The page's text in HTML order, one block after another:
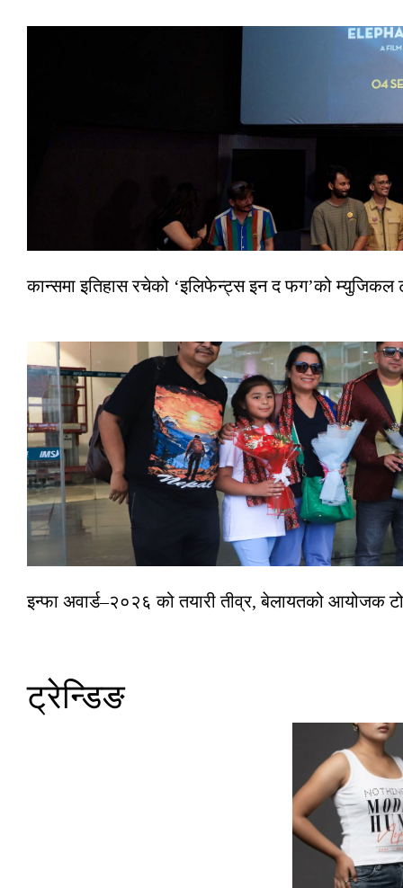
कान्समा इतिहास रचेको ‘इलिफेन्ट्स इन द फग’को म्युजिकल
इन्फा अवार्ड–२०२६ को तयारी तीव्र, बेलायतको आयोजक
ट्रेन्डिङ